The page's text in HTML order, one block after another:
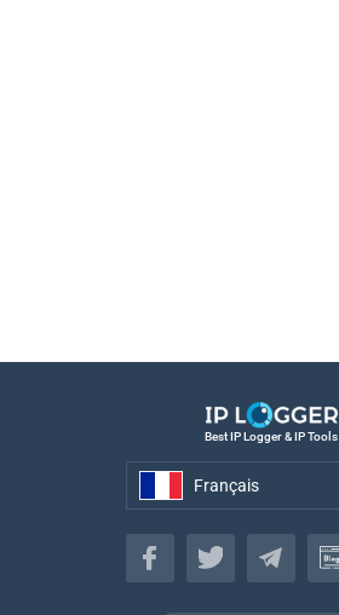
Best IP Logger & IP Tools
Français
Français